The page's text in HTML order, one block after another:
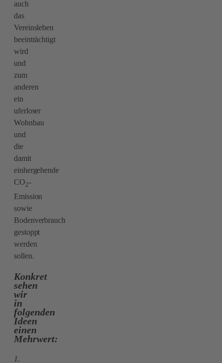
auch
das
Vereinsleben
beeinträchtigt
wird
und
zum
anderen
ein
uferloser
Wohnbau
und
die
damit
einhergehende
CO2-
Emission
sowie
Bodenverbrauch
gestoppt
werden
sollen.
Konkret
sehen
wir
in
folgenden
Ideen
einen
Mehrwert:
1.